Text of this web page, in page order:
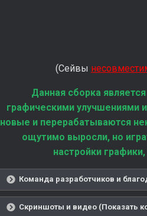
(Сейвы
Данная сборка
графическими улучшениями
новые и перерабатываются
ощутимо выросли, но
настройки
Команда разработчиков и
Скриншоты и видео (Показать